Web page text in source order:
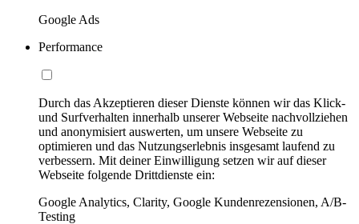
Google Ads
Performance
Durch das Akzeptieren dieser Dienste können wir das Klick-
und Surfverhalten innerhalb unserer Webseite nachvollziehen
und anonymisiert auswerten, um unsere Webseite zu
optimieren und das Nutzungserlebnis insgesamt laufend zu
verbessern. Mit deiner Einwilligung setzen wir auf dieser
Webseite folgende Drittdienste ein:
Google Analytics, Clarity, Google Kundenrezensionen, A/B-
Testing